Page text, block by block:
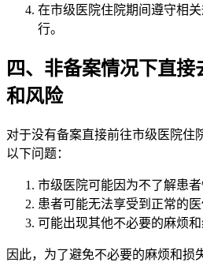
在市级医院住院期间遵守相
行。
四、非备案情况下直
和风险
对于没有备案直接前往市级医院住
以下问题：
市级医院可能因为不了解患者
患者可能无法享受到正常的医
可能出现其他不必要的麻烦和
因此，为了避免不必要的麻烦和损